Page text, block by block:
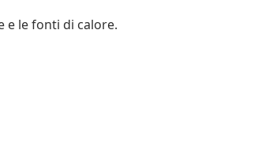
e le fonti di calore.